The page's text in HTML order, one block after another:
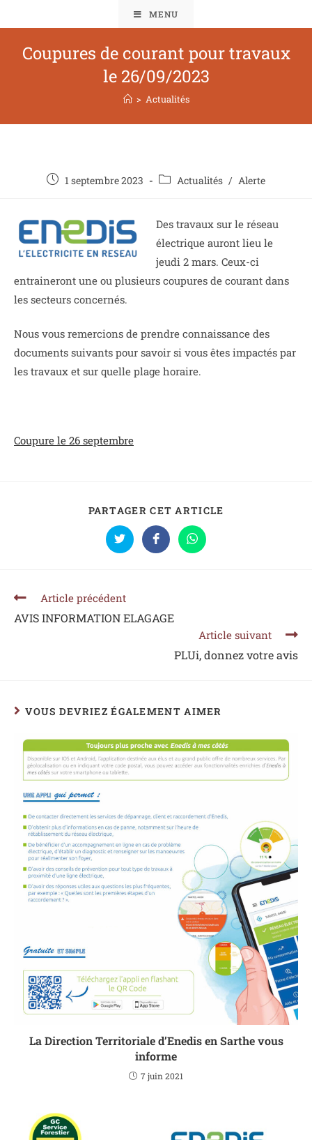
MENU
Coupures de courant pour travaux
le 26/09/2023
> Actualités
1 septembre 2023 Actualités / Alerte
Des travaux sur le réseau
électrique auront lieu le
jeudi 2 mars. Ceux-ci
entraineront une ou plusieurs coupures de courant dans
les secteurs concernés.
Nous vous remercions de prendre connaissance des
documents suivants pour savoir si vous êtes impactés par
les travaux et sur quelle plage horaire.
Coupure le 26 septembre
PARTAGER CET ARTICLE
Article précédent
AVIS INFORMATION ELAGAGE
Article suivant
PLUi, donnez votre avis
VOUS DEVRIEZ ÉGALEMENT AIMER
La Direction Territoriale d’Enedis en Sarthe vous
informe
7 juin 2021